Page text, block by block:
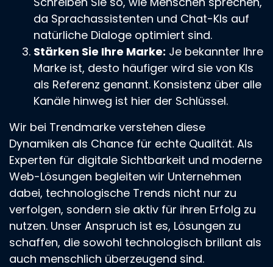
da Sprachassistenten und Chat-KIs auf
natürliche Dialoge optimiert sind.
Stärken Sie Ihre Marke: Je bekannter Ihre
Marke ist, desto häufiger wird sie von KIs
als Referenz genannt. Konsistenz über alle
Kanäle hinweg ist hier der Schlüssel.
Wir bei Trendmarke verstehen diese
Dynamiken als Chance für echte Qualität. Als
Experten für digitale Sichtbarkeit und moderne
Web-Lösungen begleiten wir Unternehmen
dabei, technologische Trends nicht nur zu
verfolgen, sondern sie aktiv für ihren Erfolg zu
nutzen. Unser Anspruch ist es, Lösungen zu
schaffen, die sowohl technologisch brillant als
auch menschlich überzeugend sind.